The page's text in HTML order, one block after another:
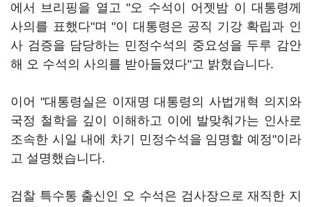
에서 브리핑을 열고 "오 수석이 어젯밤 이 대통령께
사의를 표했다"며 "이 대통령은 공직 기강 확립과 인
사 검증을 담당하는 민정수석의 중요성을 두루 감안
해 오 수석의 사의를 받아들였다"고 밝혔습니다.
이어 "대통령실은 이재명 대통령의 사법개혁 의지와
국정 철학을 깊이 이해하고 이에 발맞춰가는 인사로
조속한 시일 내에 차기 민정수석을 임명할 예정"이라
고 설명했습니다.
검찰 특수통 출신인 오 수석은 검사장으로 재직한 지